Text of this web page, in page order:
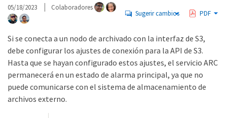
05/18/2023 Colaboradores
Sugerir cambios PDF
Si se conecta a un nodo de archivado con la interfaz de S3,
debe configurar los ajustes de conexión para la API de S3.
Hasta que se hayan configurado estos ajustes, el servicio ARC
permanecerá en un estado de alarma principal, ya que no
puede comunicarse con el sistema de almacenamiento de
archivos externo.